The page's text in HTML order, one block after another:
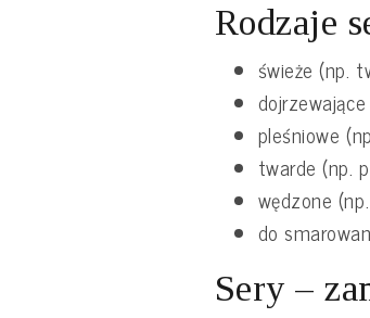
Rodzaje
świeże (np.
pleśniowe
twarde (np.
wędzone
do
Sery –